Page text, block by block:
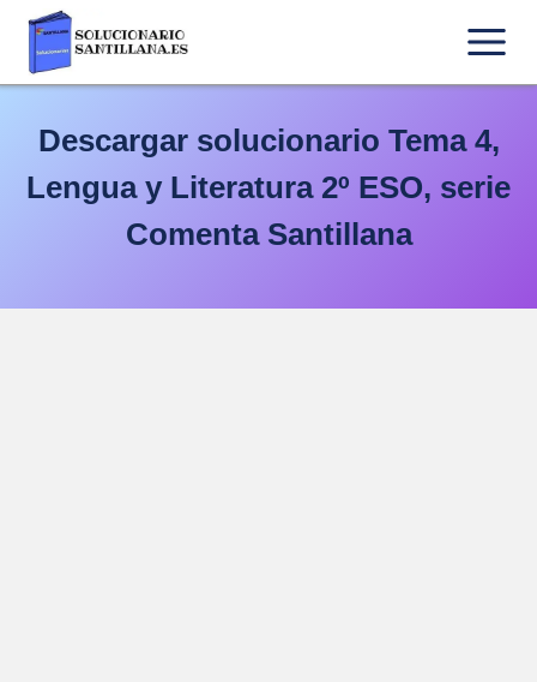
Saltar
contenido
Descargar solucionario Tema 4,
Lengua y Literatura 2º ESO, serie
Comenta Santillana